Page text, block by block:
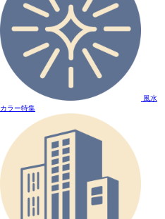
風水
カラー特集